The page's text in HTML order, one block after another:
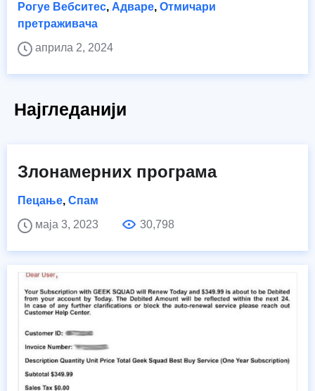
Рогуе Вебситес, Адваре, Отмичари
претраживача
априла 2, 2024
Најгледанији
Злонамерних програма
Пецање, Спам
маја 3, 2023
30,798